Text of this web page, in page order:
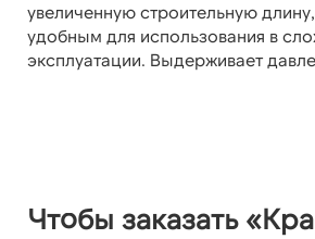
увеличенную строительную
удобным для использования в
эксплуатации. Выдерживает
Чтобы заказать